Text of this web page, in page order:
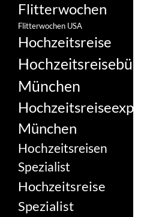
Flitterwochen
Flitterwochen USA
Hochzeitsreise
Hochzeitsreisebüro
München
Hochzeitsreiseexperte
München
Hochzeitsreisen
Spezialist
Hochzeitsreise
Spezialist